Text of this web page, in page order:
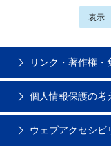
表示
リンク・著作権・
個人情報保護の考
ウェブアクセシビ